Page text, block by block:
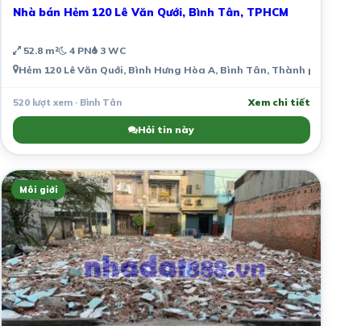
Nhà bán Hẻm 120 Lê Văn Qưới, Bình Tân, TPHCM
52.8 m² 4 PN 3 WC
Hẻm 120 Lê Văn Quới, Bình Hưng Hòa A, Bình Tân, Thành phố Hồ
520 lượt xem · Bình Tân Xem chi tiết
Hỏi tin này
Môi giới